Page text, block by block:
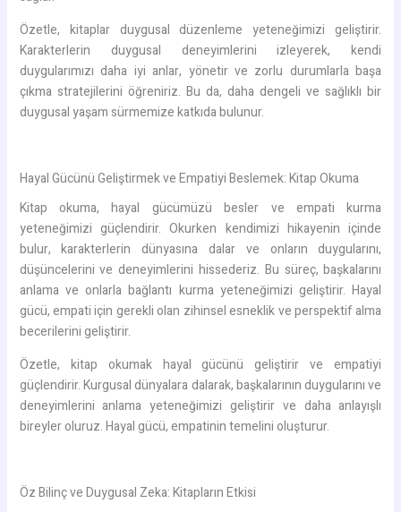
Özetle, kitaplar duygusal düzenleme yeteneğimizi geliştirir.
Karakterlerin duygusal deneyimlerini izleyerek, kendi
duygularımızı daha iyi anlar, yönetir ve zorlu durumlarla başa
çıkma stratejilerini öğreniriz. Bu da, daha dengeli ve sağlıklı bir
duygusal yaşam sürmemize katkıda bulunur.
Hayal Gücünü Geliştirmek ve Empatiyi Beslemek: Kitap Okuma
Kitap okuma, hayal gücümüzü besler ve empati kurma
yeteneğimizi güçlendirir. Okurken kendimizi hikayenin içinde
bulur, karakterlerin dünyasına dalar ve onların duygularını,
düşüncelerini ve deneyimlerini hissederiz. Bu süreç, başkalarını
anlama ve onlarla bağlantı kurma yeteneğimizi geliştirir. Hayal
gücü, empati için gerekli olan zihinsel esneklik ve perspektif alma
becerilerini geliştirir.
Özetle, kitap okumak hayal gücünü geliştirir ve empatiyi
güçlendirir. Kurgusal dünyalara dalarak, başkalarının duygularını ve
deneyimlerini anlama yeteneğimizi geliştirir ve daha anlayışlı
bireyler oluruz. Hayal gücü, empatinin temelini oluşturur.
Öz Bilinç ve Duygusal Zeka: Kitapların Etkisi